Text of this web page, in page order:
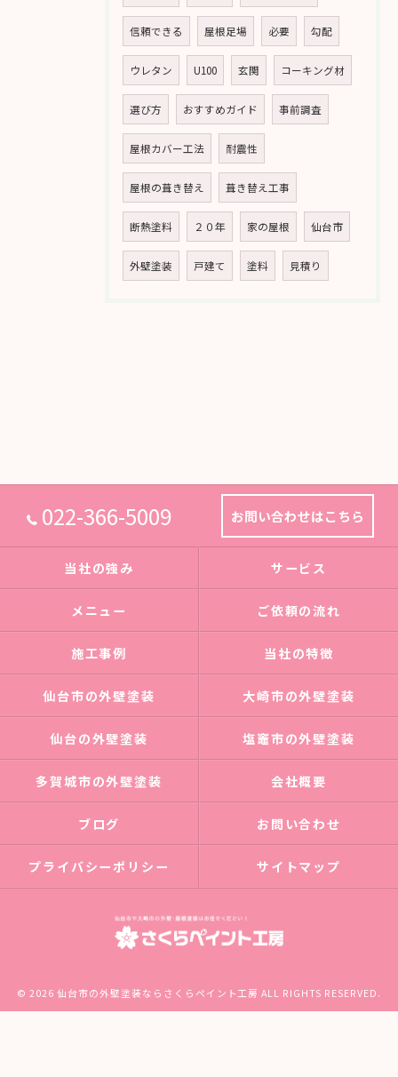
信頼できる 屋根足場 必要 勾配
ウレタン U100 玄関 コーキング材
選び方 おすすめガイド 事前調査
屋根カバー工法 耐震性
屋根の葺き替え 葺き替え工事
断熱塗料 ２０年 家の屋根 仙台市
外壁塗装 戸建て 塗料 見積り
022-366-5009 お問い合わせはこちら
当社の強み サービス
メニュー ご依頼の流れ
施工事例 当社の特徴
仙台市の外壁塗装 大崎市の外壁塗装
仙台の外壁塗装 塩竈市の外壁塗装
多賀城市の外壁塗装 会社概要
ブログ お問い合わせ
プライバシーポリシー サイトマップ
© 2026 仙台市の外壁塗装ならさくらペイント工房 ALL RIGHTS RESERVED.